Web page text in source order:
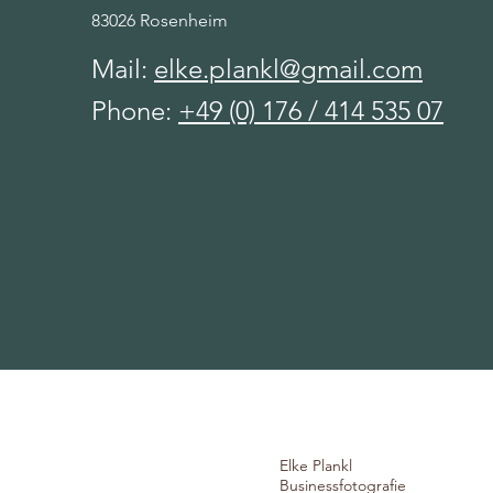
83026 Rosenheim
Mail: elke.plankl@gmail.com
Phone: +49 (0) 176 / 414 535 07
Elke Plankl
Businessfotografie